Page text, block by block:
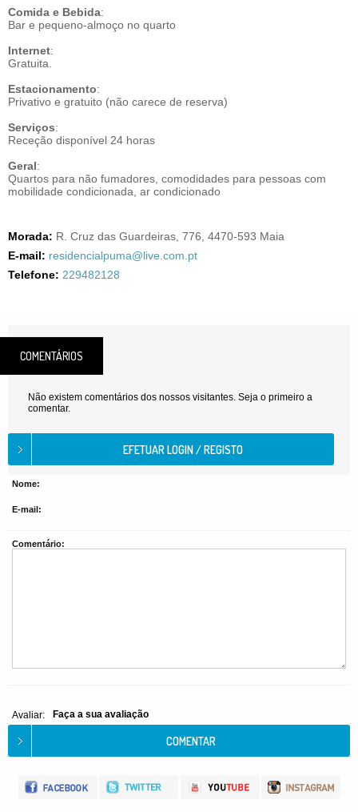
Comida e Bebida:
Bar e pequeno-almoço no quarto
Internet:
Gratuita.
Estacionamento:
Privativo e gratuito (não carece de reserva)
Serviços:
Receção disponível 24 horas
Geral:
Quartos para não fumadores, comodidades para pessoas com
mobilidade condicionada, ar condicionado
Morada: R. Cruz das Guardeiras, 776, 4470-593 Maia
E-mail: residencialpuma@live.com.pt
Telefone: 229482128
COMENTÁRIOS
Não existem comentários dos nossos visitantes. Seja o primeiro a
comentar.
Nome:
E-mail:
Comentário:
Avaliar: Faça a sua avaliação